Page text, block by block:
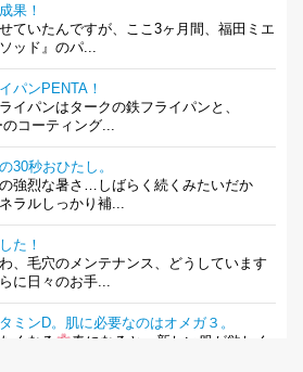
果！
ていたんですが、ここ3ヶ月間、福田ミエ
ッド』のパ...
パンPENTA！
イパンはタークの鉄フライパンと、
コーティング...
30秒おひたし。
強烈な暑さ…しばらく続くみたいだか
ラルしっかり補...
た！
、毛穴のメンテナンス、どうしています
に日々のお手...
ミンD。肌に必要なのはオメガ３。
くなる
春になると、新しい服が欲しく